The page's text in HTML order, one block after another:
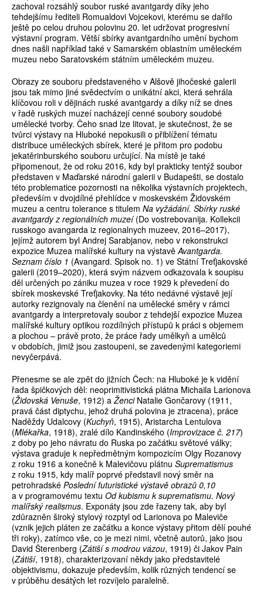
zachoval rozsáhlý soubor ruské avantgardy díky jeho
tehdejšímu řediteli Romualdovi Vojcekovi, kterému se dařilo
ještě po celou druhou polovinu 20. let udržovat progresivní
výstavní program. Větší sbírky avantgardního umění bychom
dnes našli například také v Samarském oblastním uměleckém
muzeu nebo Saratovském státním uměleckém muzeu.
Obrazy ze souboru představeného v Alšově jihočeské galerii
jsou tak mimo jiné svědectvím o unikátní akci, která sehrála
klíčovou roli v dějinách ruské avantgardy a díky níž se dnes
v řadě ruských muzeí nacházejí cenné soubory soudobé
umělecké tvorby. Čeho snad lze litovat, je skutečnost, že se
tvůrci výstavy na Hluboké nepokusili o přiblížení tématu
distribuce uměleckých sbírek, které je přitom pro podobu
jekatěrinburského souboru určující. Na místě je také
připomenout, že od roku 2016, kdy byl prakticky tentýž soubor
představen v Maďarské národní galerii v Budapešti, se dostalo
této problematice pozornosti na několika výstavních projektech,
především v dvojdílné přehlídce v moskevském Židovském
muzeu a centru tolerance s titulem Na vyžádání. Sbírky ruské
avantgardy z regionálních muzeí(Do vostrebovanija. Kollekcii
russkogo avangarda iz regionalnych muzeev, 2016–2017),
jejímž autorem byl Andrej Sarabjanov, nebo v rekonstrukci
expozice Muzea malířské kultury na výstavěAvantgarda.
Seznam číslo 1 (Avangard. Spisok no. 1) ve Státní Treťjakovské
galerii (2019–2020), která svým názvem odkazovala k soupisu
děl určených po zániku muzea v roce 1929 k převedení do
sbírek moskevské Treťjakovky. Na této nedávné výstavě její
autorky rezignovaly na členění na umělecké směry v rámci
avantgardy a interpretovaly soubor z tehdejší expozice Muzea
malířské kultury optikou rozdílných přístupů k práci s objemem
a plochou – právě proto, že práce řady umělkyň a umělců
v obdobích, jimiž jsou zastoupeni, se zavedenými kategoriemi
nevyčerpává.
Přenesme se ale zpět do jižních Čech: na Hluboké je k vidění
řada špičkových děl: neoprimitivistická plátna Michaila Larionova
(Židovská Venuše, 1912) aŽenciNatalie Gončarovy (1911,
pravá část diptychu, jehož druhá polovina je ztracena), práce
Naděždy Udalcovy (Kuchyň, 1915), Aristarcha Lentulova
(Mlékařka, 1918), zralé dílo Kandinského (Improvizace č. 217)
z doby po jeho návratu do Ruska po začátku světové války;
výstava graduje k nepředmětným kompozicím Olgy Rozanovy
z roku 1916 a konečně k Malevičovu plátnu Suprematismus
z roku 1915, kdy malíř poprvé představil nový směr na
petrohradské Poslední futuristické výstavě obrazů 0,10
a v programovému textu Od kubismu k suprematismu. Nový
malířský realismus. Exponáty jsou zde řazeny tak, aby byl
zdůrazněn široký stylový rozptyl od Larionova po Maleviče
(vznik jejich pláten ze začátku a konce výstavy přitom dělí pouhé
tři roky), zatímco vše, co je mezi nimi, včetně autorů, jako jsou
David Šterenberg (Zátiší s modrou vázou, 1919) či Jakov Pain
(Zátiší, 1918), charakterizovaní někdy jako představitelé
objektivismu, dokazuje především, kolik různých tendencí se
v průběhu desátých let rozvíjelo paralelně.